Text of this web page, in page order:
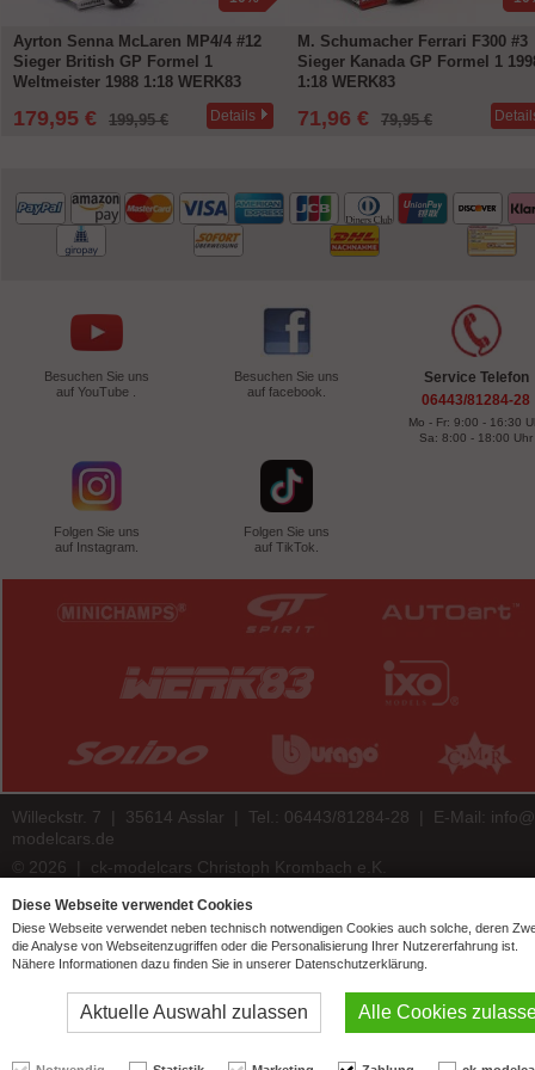
Ayrton Senna McLaren MP4/4 #12
Sieger British GP Formel 1
Weltmeister 1988 1:18 WERK83
179,95 € 199,95 € Details
M. Schumacher Ferrari F300 #3
Sieger Kanada GP Formel 1
1:18 WERK83
71,96 € 79,95 €
Besuchen Sie uns
auf YouTube .
Besuchen Sie uns
auf facebook.
Folgen Sie uns
auf Instagram.
Folgen Sie uns
auf TikTok.
Service Telefon
06443/81284-28
Mo - Fr: 9:00 - 16:30
Sa: 8:00 - 18:00 Uhr
Willeckstr. 7 | 35614 Asslar | Tel.: 06443/81284-28 | E-Mail:
modelcars.de
© 2026 | ck-modelcars Christoph Krombach e.K.
4.9/5.00of7446 ck-modelcars.de customer reviews | Trusted Shops
Diese Webseite verwendet Cookies
Diese Webseite verwendet neben technisch notwendigen Cookies auch solche, deren
die Analyse von Webseitenzugriffen oder die Personalisierung Ihrer Nutzererfahrung ist.
Nähere Informationen dazu finden Sie in unserer Datenschutzerklärung.
Aktuelle Auswahl zulassen Alle Cookies